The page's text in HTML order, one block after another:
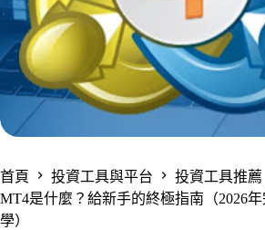
首頁 投資工具與平台
投資工具推薦
MT4是什麼？給新手的終極指南（2026
學）